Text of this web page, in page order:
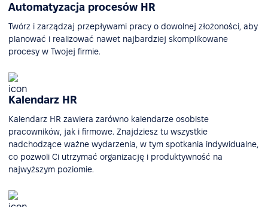
Automatyzacja procesów HR
Twórz i zarządzaj przepływami pracy o dowolnej złożoności, aby
planować i realizować nawet najbardziej skomplikowane
procesy w Twojej firmie.
Kalendarz HR
Kalendarz HR zawiera zarówno kalendarze osobiste
pracowników, jak i firmowe. Znajdziesz tu wszystkie
nadchodzące ważne wydarzenia, w tym spotkania indywidualne,
co pozwoli Ci utrzymać organizację i produktywność na
najwyższym poziomie.